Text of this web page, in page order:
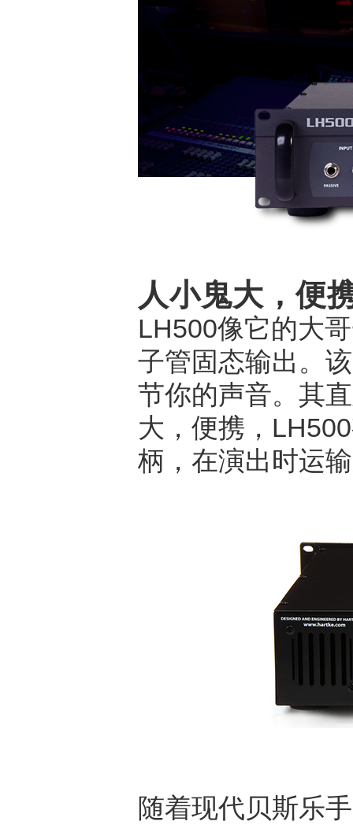
人小鬼大，便
LH500像它的大
子管固态输出。
节你的声音。其
大，便携，
柄，在演出时运
随着现代贝斯乐